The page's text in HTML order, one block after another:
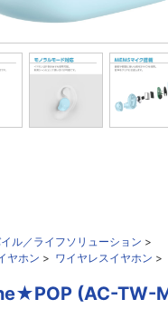
ル／ライフソリューション >
ヤホン > ワイヤレスイヤホン >
(AC-TW-